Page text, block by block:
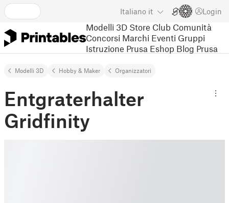
Italiano it Login
Modelli 3D Store Club Comunità
Concorsi Marchi Eventi Gruppi
Istruzione Prusa Eshop Blog Prusa
Modelli 3D Hobby & Maker Organizzatori
Entgraterhalter
Gridfinity